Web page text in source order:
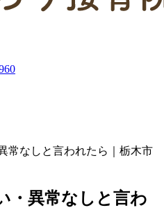
常なしと言われたら｜栃木市
・異常なしと言わ